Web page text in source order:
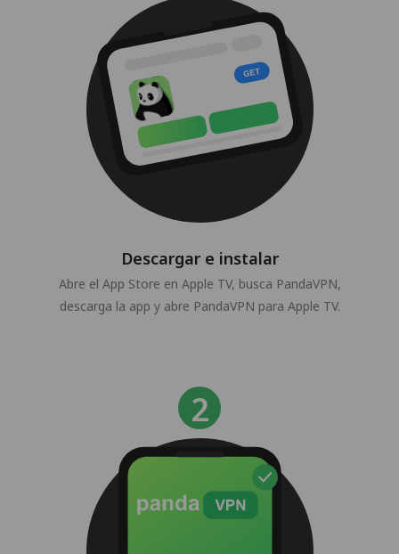
Descargar e instalar
Abre el App Store en Apple TV, busca PandaVPN,
descarga la app y abre PandaVPN para Apple TV.